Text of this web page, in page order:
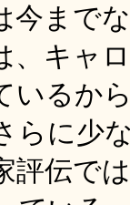
今まで
、キャ
いるか
らに少
伝で